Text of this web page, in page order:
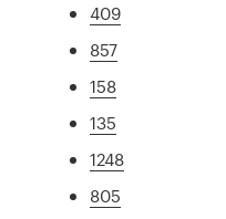
409
857
158
135
1248
805